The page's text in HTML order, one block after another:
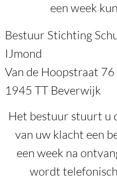
een week
Bestuur Stichting
IJmond
Van de Hoopstraat 76
1945 TT Beverwijk
Het bestuur stuurt u
van uw klacht een
een week na
wordt